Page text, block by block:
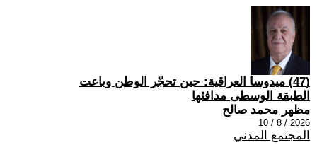
(47) ميدوسا العراقية: حين تحجّر الوطن وباعت
الطبقة الوسطى مدافئها
مظهر محمد صالح
2026 / 8 / 10
المجتمع المدني